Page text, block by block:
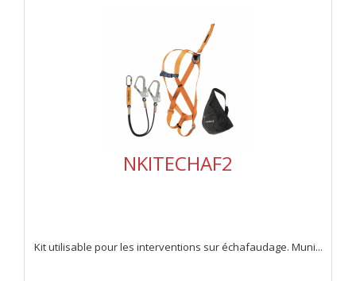
NKITECHAF2
Kit utilisable pour les interventions sur échafaudage. Muni...